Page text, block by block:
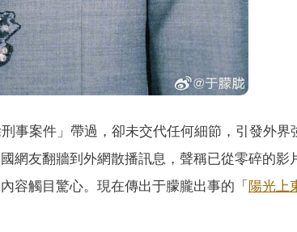
事案件」帶過，卻未交代任何細節，引發外界
網友翻牆到外網散播訊息，聲稱已從零碎的影
容觸目驚心。現在傳出于朦朧出事的「 陽光上